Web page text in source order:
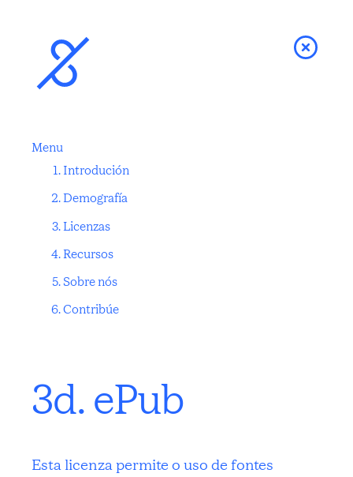
Menu
Introdución
Demografía
Licenzas
Recursos
Sobre nós
Contribúe
3d. ePub
Esta licenza permite o uso de fontes